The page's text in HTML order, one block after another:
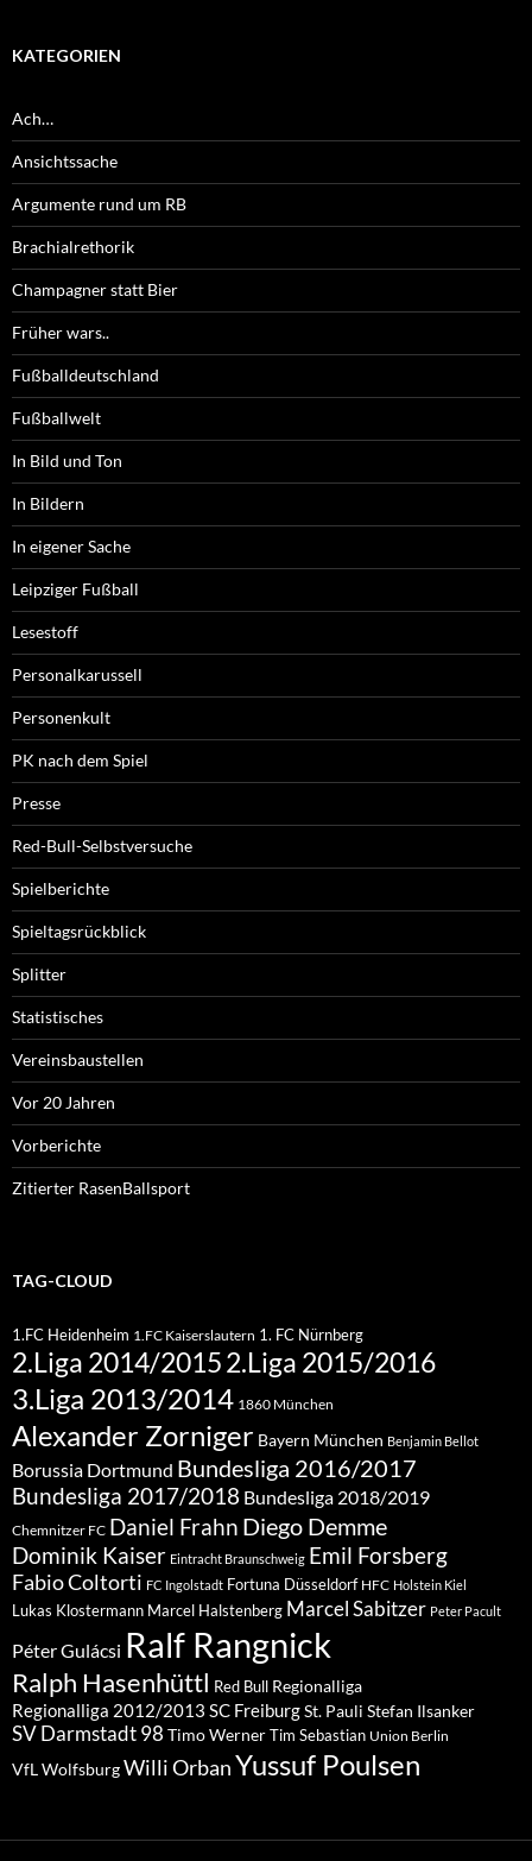
KATEGORIEN
Ach…
Ansichtssache
Argumente rund um RB
Brachialrethorik
Champagner statt Bier
Früher wars..
Fußballdeutschland
Fußballwelt
In Bild und Ton
In Bildern
In eigener Sache
Leipziger Fußball
Lesestoff
Personalkarussell
Personenkult
PK nach dem Spiel
Presse
Red-Bull-Selbstversuche
Spielberichte
Spieltagsrückblick
Splitter
Statistisches
Vereinsbaustellen
Vor 20 Jahren
Vorberichte
Zitierter RasenBallsport
TAG-CLOUD
1.FC Heidenheim 1.FC Kaiserslautern 1. FC Nürnberg
2.Liga 2014/20152.Liga 2015/2016
3.Liga 2013/2014 1860 München
Alexander Zorniger Bayern München Benjamin Bellot
Borussia Dortmund Bundesliga 2016/2017
Bundesliga 2017/2018 Bundesliga 2018/2019
Chemnitzer FC Daniel Frahn Diego Demme
Dominik Kaiser Eintracht Braunschweig Emil Forsberg
Fabio Coltorti FC Ingolstadt Fortuna Düsseldorf HFC Holstein Kiel
Lukas Klostermann Marcel Halstenberg Marcel Sabitzer Peter Pacult
Péter Gulácsi Ralf Rangnick
Ralph Hasenhüttl Red Bull Regionalliga
Regionalliga 2012/2013 SC FreiburgSt. Pauli Stefan Ilsanker
SV Darmstadt 98 Timo WernerTim Sebastian Union Berlin
VfL WolfsburgWilli OrbanYussuf Poulsen